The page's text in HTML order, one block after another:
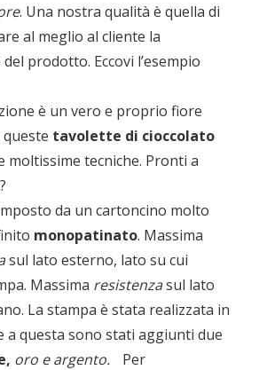
. Una nostra qualità è quella di
al meglio al cliente la
prodotto. Eccovi l’esempio
è un vero e proprio fiore
queste tavolette di cioccolato
moltissime tecniche. Pronti a
da un cartoncino molto
monopatinato. Massima
sul lato esterno, lato su cui
Massima resistenzasul lato
La stampa è stata realizzata in
a questa sono stati aggiunti due
oro e argento. Per